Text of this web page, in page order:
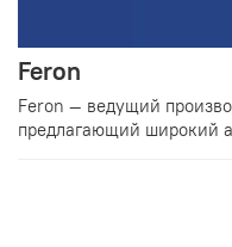
Feron
Feron — ведущий
предлагающий широкий